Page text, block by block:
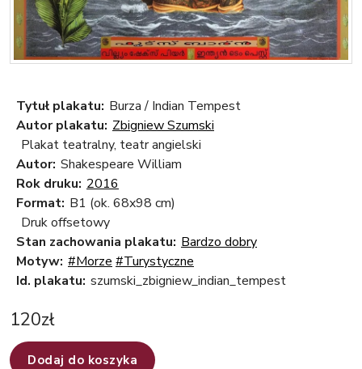
Tytuł plakatu: Burza / Indian Tempest
Autor plakatu: Zbigniew Szumski
Plakat teatralny, teatr angielski
Autor: Shakespeare William
Rok druku: 2016
Format: B1 (ok. 68x98 cm)
Druk offsetowy
Stan zachowania plakatu: Bardzo dobry
Motyw: #Morze #Turystyczne
Id. plakatu: szumski_zbigniew_indian_tempest
120zł
Dodaj do koszyka